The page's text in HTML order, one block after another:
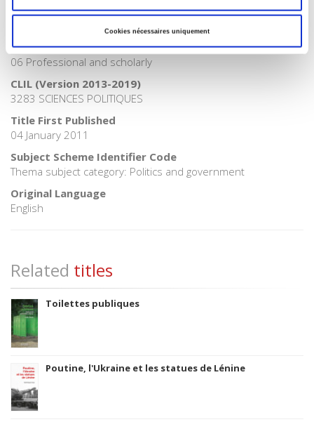
Cookies nécessaires uniquement
BISAC Subject Heading
POL000000 POLITICAL SCIENCE
Onix Audience Codes
06 Professional and scholarly
CLIL (Version 2013-2019)
3283 SCIENCES POLITIQUES
Title First Published
04 January 2011
Subject Scheme Identifier Code
Thema subject category: Politics and government
Original Language
English
Related titles
Toilettes publiques
Poutine, l'Ukraine et les statues de Lénine